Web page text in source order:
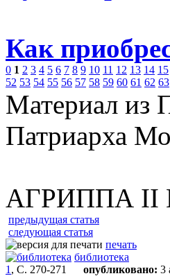
Как
0 1 2 3 4 5 6 7 8 9 10 11 12 13 14 15
52 53 54 55 56 57 58 59 60 61 62 63
Материал из
Патриарха
АГРИППА II
предыдущая статья
следующая статья
печать
библиотека
1 , С. 270-271 опубликовано: 3